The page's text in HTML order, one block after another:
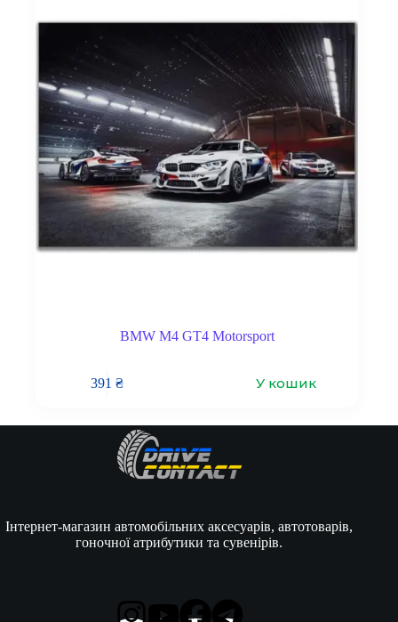
BMW M4 GT4 Motorsport
391₴ У кошик
Інтернет-магазин автомобільних аксесуарів, автотоварів,
гоночної атрибутики та сувенірів.